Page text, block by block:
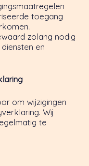
toegang
zolang nodig
en
om wijzigingen
Wij
te